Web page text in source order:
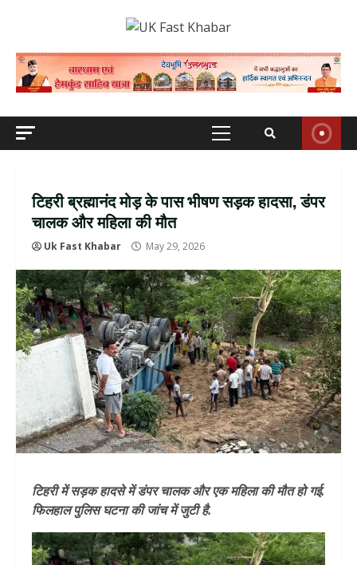
Primary
टिहरी ब्रह्मानंद मोड़ के पास भीषण सड़क हादसा, डंपर
चालक और महिला की मौत
Uk Fast Khabar May 29, 2026
टिहरी में सड़क हादसे में डंपर चालक और एक महिला की मौत हो गई.
फिलहाल पुलिस घटना की जांच में जुटी है.